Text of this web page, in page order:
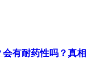
有耐药性吗？真相